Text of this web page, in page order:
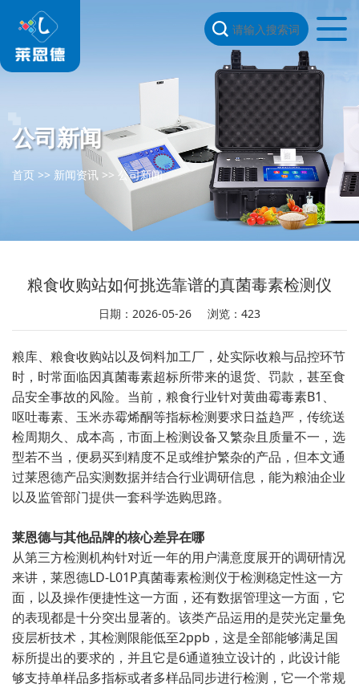
公司新闻
首页 >> 新闻资讯 >>公司新闻
粮食收购站如何挑选靠谱的真菌毒素检测仪
日期：2026-05-26 浏览：423
粮库、粮食收购站以及饲料加工厂，处实际收粮与品控环节
时，时常面临因真菌毒素超标所带来的退货、罚款，甚至食
品安全事故的风险。当前，粮食行业针对黄曲霉毒素B1、
呕吐毒素、玉米赤霉烯酮等指标检测要求日益趋严，传统送
检周期久、成本高，市面上检测设备又繁杂且质量不一，选
型若不当，便易买到精度不足或维护繁杂的产品，但本文通
过莱恩德产品实测数据并结合行业调研信息，能为粮油企业
以及监管部门提供一套科学选购思路。
莱恩德与其他品牌的核心差异在哪
从第三方检测机构针对近一年的用户满意度展开的调研情况
来讲，莱恩德LD-L01P真菌毒素检测仪于检测稳定性这一方
面，以及操作便捷性这一方面，还有数据管理这一方面，它
的表现都是十分突出显著的。该类产品运用的是荧光定量免
疫层析技术，其检测限能低至2ppb，这是全部能够满足国
标所提出的要求的，并且它是6通道独立设计的，此设计能
够支持单样品多指标或者多样品同步进行检测，它一个常规